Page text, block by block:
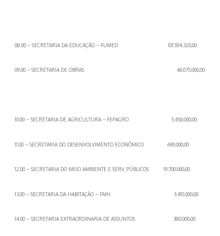
08.00 – SECRETARIA DA EDUCAÇÃO – FUMED 101.594.320,00
09.00 – SECRETARIA DE OBRAS 46.075.000,00
10.00 – SECRETARIA DE AGRICULTURA – FEPAGRO 5.450.000,00
11.00 – SECRETARIA DO DESENVOLVIMENTO ECONÔMICO 690.000,00
12.00 – SECRETARIA DO MEIO AMBIENTE E SERV. PÚBLICOS 19.700.000,00
13.00 – SECRETARIA DA HABITAÇÃO – FMH 3.410.000,00
14.00 – SECRETARIA EXTRAORDINARIA DE ASSUNTOS 380.000,00